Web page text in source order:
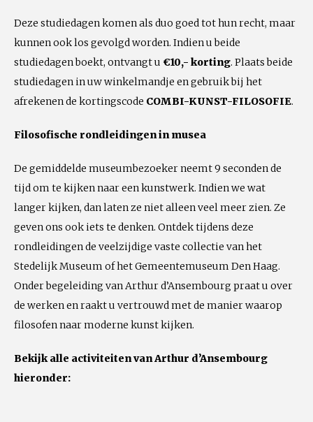
Deze studiedagen komen als duo goed tot hun recht, maar
kunnen ook los gevolgd worden. Indien u beide
studiedagen boekt, ontvangt u €10,- korting. Plaats beide
studiedagen in uw winkelmandje en gebruik bij het
afrekenen de kortingscode COMBI-KUNST-FILOSOFIE.
Filosofische rondleidingen in musea
De gemiddelde museumbezoeker neemt 9 seconden de
tijd om te kijken naar een kunstwerk. Indien we wat
langer kijken, dan laten ze niet alleen veel meer zien. Ze
geven ons ook iets te denken. Ontdek tijdens deze
rondleidingen de veelzijdige vaste collectie van het
Stedelijk Museum of het Gemeentemuseum Den Haag.
Onder begeleiding van Arthur d’Ansembourg praat u over
de werken en raakt u vertrouwd met de manier waarop
filosofen naar moderne kunst kijken.
Bekijk alle activiteiten van Arthur d’Ansembourg
hieronder: